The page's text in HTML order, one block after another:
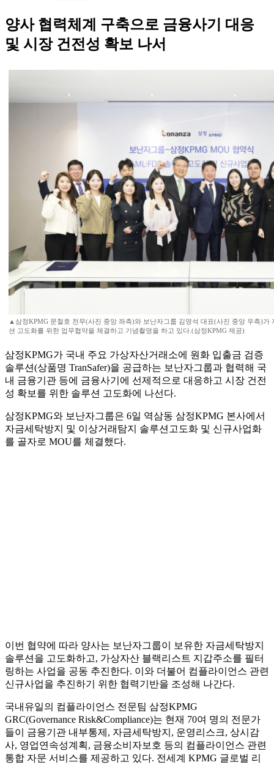
양사 협력체계 구축으로 금융사기 대응
및 시장 건전성 확보 나서
▲삼정KPMG 문철호 전무(사진 중앙 좌측)와 보난자그룹 김영석 대표(사진 중앙 우측)가
션 고도화를 위한 업무협약을 체결하고 기념촬영을 하고 있다.(삼정KPMG 제공)
삼정KPMG가 국내 주요 가상자산거래소에 원화 입출금 검증
솔루션(상품명 TranSafer)을 공급하는 보난자그룹과 협력해 국
내 금융기관 등에 금융사기에 선제적으로 대응하고 시장 건전
성 확보를 위한 솔루션 고도화에 나선다.
삼정KPMG와 보난자그룹은 6일 역삼동 삼정KPMG 본사에서
자금세탁방지 및 이상거래탐지 솔루션고도화 및 신규사업화
를 골자로 MOU를 체결했다.
이번 협약에 따라 양사는 보난자그룹이 보유한 자금세탁방지
솔루션을 고도화하고, 가상자산 블랙리스트 지갑주소를 필터
링하는 사업을 공동 추진한다. 이와 더불어 컴플라이언스 관련
신규사업을 추진하기 위한 협력기반을 조성해 나간다.
국내유일의 컴플라이언스 전문팀 삼정KPMG
GRC(Governance Risk&Compliance)는 현재 70여 명의 전문가
들이 금융기관 내부통제, 자금세탁방지, 운영리스크, 상시감
사, 영업연속성계획, 금융소비자보호 등의 컴플라이언스 관련
통합 자문 서비스를 제공하고 있다. 전세계 KPMG 글로벌 리